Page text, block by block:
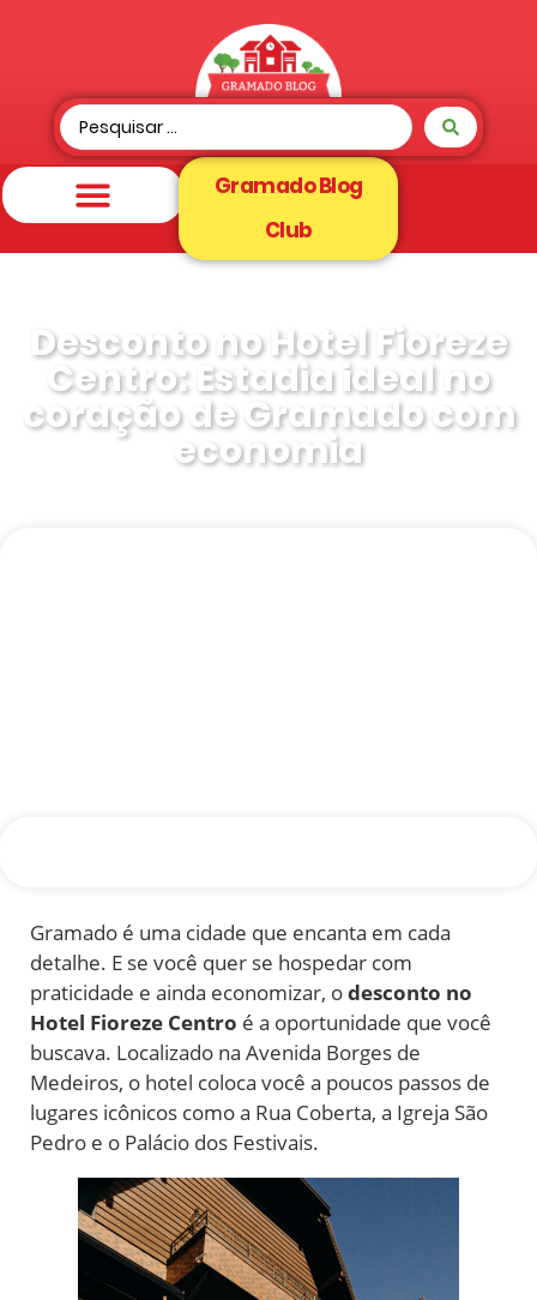
Gramado Blog
Club
Desconto no Hotel Fioreze
Centro: Estadia ideal no
coração de Gramado com
economia
Gramado é uma cidade que encanta em cada
detalhe. E se você quer se hospedar com
praticidade e ainda economizar, odesconto no
Hotel Fioreze Centro é a oportunidade que você
buscava. Localizado na Avenida Borges de
Medeiros, o hotel coloca você a poucos passos de
lugares icônicos como a Rua Coberta, a Igreja São
Pedro e o Palácio dos Festivais.